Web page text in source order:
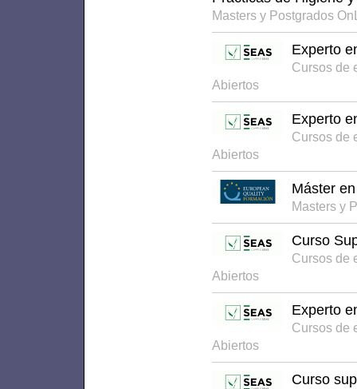
Masters y Postgrados
Experto
Cursos de
Abiertos
Experto
Cursos de
Abiertos
Máster
Masters y
Curso
Cursos de
Abiertos
Experto
Cursos de
Abiertos
Curso